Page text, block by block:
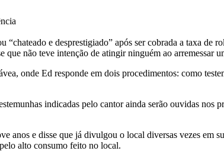
e desprestigiado” após ser cobrada a taxa de
não teve intenção de atingir ninguém ao arremessar
onde Ed responde em dois procedimentos: como
indicadas pelo cantor ainda serão ouvidas nos
anos e disse que já divulgou o local diversas vezes em
alto consumo feito no local.